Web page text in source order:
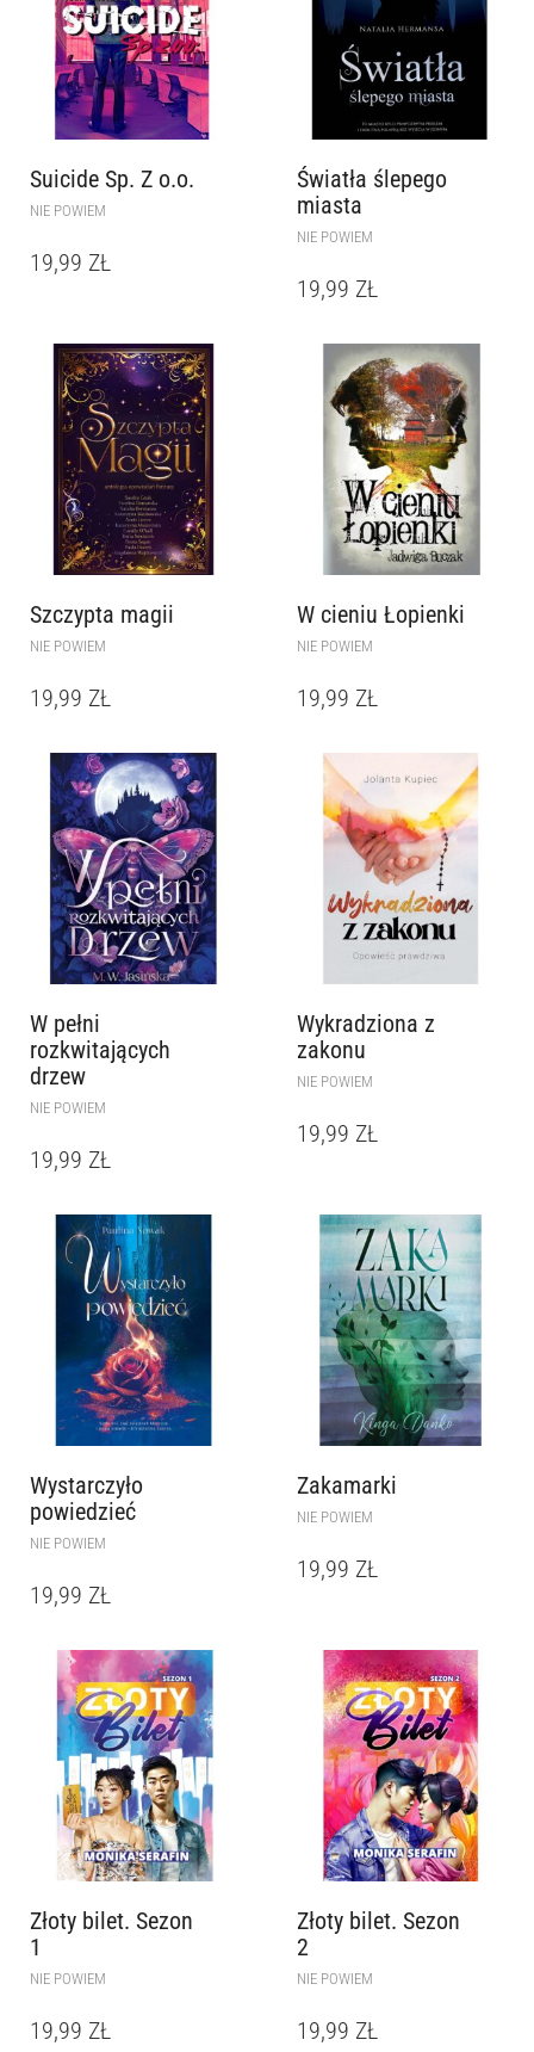
Suicide Sp. Z o.o.
NIE POWIEM
19,99 ZŁ
Światła ślepego
miasta
NIE POWIEM
19,99 ZŁ
Szczypta magii
NIE POWIEM
19,99 ZŁ
W cieniu Łopienki
NIE POWIEM
19,99 ZŁ
W pełni
rozkwitających
drzew
NIE POWIEM
19,99 ZŁ
Wykradziona z
zakonu
NIE POWIEM
19,99 ZŁ
Wystarczyło
powiedzieć
NIE POWIEM
19,99 ZŁ
Zakamarki
NIE POWIEM
19,99 ZŁ
Złoty bilet. Sezon
1
NIE POWIEM
19,99 ZŁ
Złoty bilet. Sezon
2
NIE POWIEM
19,99 ZŁ